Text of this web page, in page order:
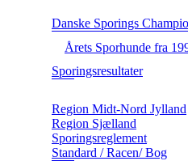
Danske Sporings
Årets Sporhunde fra
Sporingsresultater
Region Midt-Nord Jylland
Region Sjælland
Sporingsreglement
Standard / Racen/ Bog